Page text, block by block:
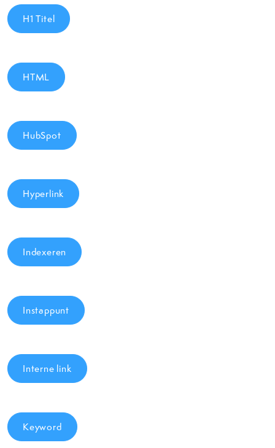
H1 Titel
HTML
HubSpot
Hyperlink
Indexeren
Instappunt
Interne link
Keyword